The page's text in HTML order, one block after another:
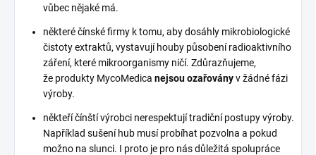
vůbec nějaké má.
některé čínské firmy k tomu, aby dosáhly mikrobiologické
čistoty extraktů, vystavují houby působení radioaktivního
záření, které mikroorganismy ničí. Zdůrazňujeme,
že produkty MycoMedica nejsou ozařoványv žádné fázi
výroby.
někteří čínští výrobci nerespektují tradiční postupy výroby.
Například sušení hub musí probíhat pozvolna a pokud
možno na slunci. I proto je pro nás důležitá spolupráce